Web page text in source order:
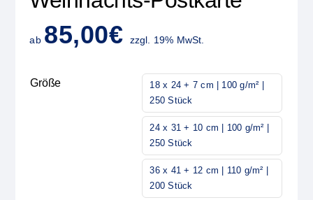
ab 85,00€ zzgl. 19% MwSt.
Größe
18 x 24 + 7 cm | 100 g/m² |
250 Stück
24 x 31 + 10 cm | 100 g/m² |
250 Stück
36 x 41 + 12 cm | 110 g/m² |
200 Stück